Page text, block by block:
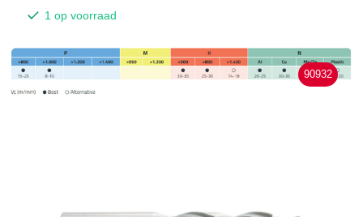
1 op voorraad
90932